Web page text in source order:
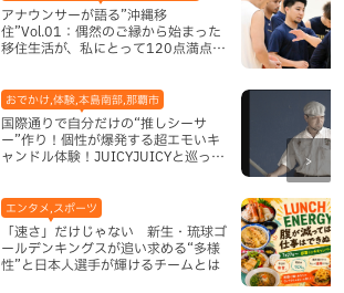
アナウンサーが語る”沖縄移
住”Vol.01：偶然のご縁から始まった
移住生活が、私にとって120点満点に
国際通りで自分だけの“推しシーサ
ー”作り！個性が爆発する超エモいキ
ャンドル体験！JUICYJUICYと巡って
おでかけ,体験,本島南部,那覇市
「速さ」だけじゃない 新生・琉球ゴ
ールデンキングスが追い求める“多様
性”と日本人選手が輝けるチームとは
エンタメ,スポーツ